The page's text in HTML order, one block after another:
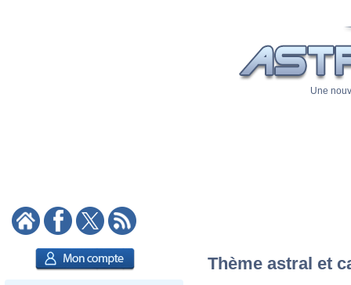
Une
Thème astral et